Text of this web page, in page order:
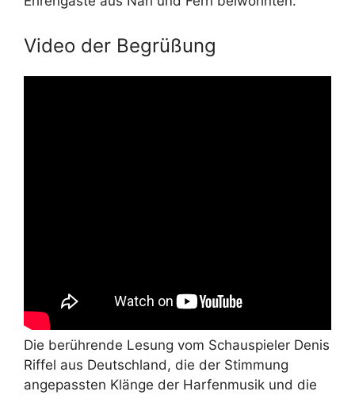
Video der Begrüßung
Die berührende Lesung vom Schauspieler Denis
Riffel aus Deutschland, die der Stimmung
angepassten Klänge der Harfenmusik und die